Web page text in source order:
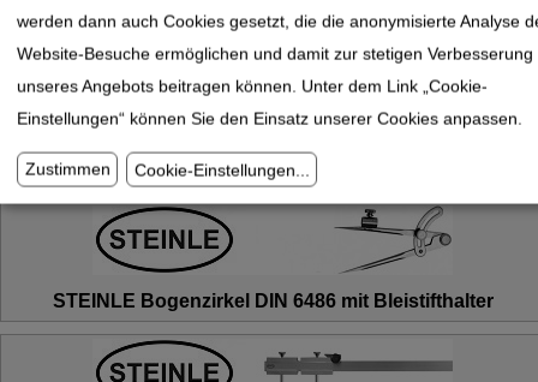
STEINLE Bogenzirkel DIN 6486
STEINLE Federzirkel DIN 6487
STEINLE Bogenzirkel DIN 6486 mit Bleistifthalter
werden dann auch Cookies gesetzt, die die anonymisierte Analyse
Website-Besuche ermöglichen und damit zur stetigen Verbesserung
unseres Angebots beitragen können. Unter dem Link „Cookie-
Einstellungen“ können Sie den Einsatz unserer Cookies anpassen.
Zustimmen Cookie-Einstellungen